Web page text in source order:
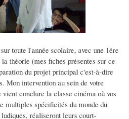
toute l'année scolaire, avec une 1ére
théorie (mes fiches présentes sur ce
du projet principal c'est-à-dire
Mon intervention au sein de votre
conclure la classe cinéma où vos
multiples spécificités du monde du
réaliseront leurs court-